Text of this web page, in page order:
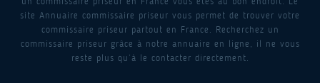
site Annuaire commissaire priseur vous permet de trouver votre
commissaire priseur partout en France. Recherchez un
commissaire priseur grâce à notre annuaire en ligne, il ne vous
reste plus qu’à le contacter directement.